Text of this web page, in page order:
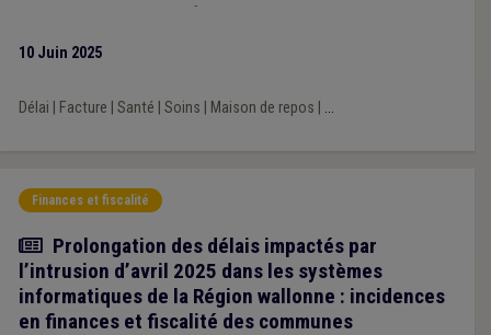
10 Juin 2025
Délai Facture Santé Soins Maison de repos ...
Finances et fiscalité
Actualité
Prolongation des délais impactés par
l’intrusion d’avril 2025 dans les systèmes
informatiques de la Région wallonne : incidences
en finances et fiscalité des communes